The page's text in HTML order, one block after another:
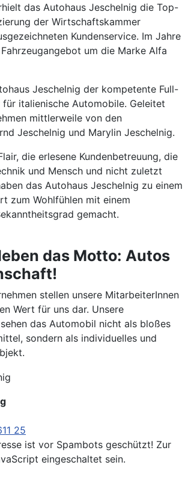
das Autohaus Jeschelnig die Top-
der Wirtschaftskammer
Kundenservice. Im Jahre
um die Marke Alfa
Jeschelnig der kompetente Full-
italienische Automobile. Geleitet
mittlerweile von den
Jeschelnig und Marylin Jeschelnig.
die erlesene Kundenbetreuung, die
und Mensch und nicht zuletzt
das Autohaus Jeschelnig zu einem
zum Wohlfühlen mit einem
gemacht.
das Motto: Autos
stellen unsere MitarbeiterInnen
Wert für uns dar. Unsere
das Automobil nicht als bloßes
sondern als individuelles und
25
ist vor Spambots geschützt! Zur
eingeschaltet sein.